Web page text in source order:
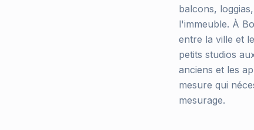
balcons,
l'immeuble. À
entre la ville et
petits studios
anciens et les
mesure qui
mesurage.